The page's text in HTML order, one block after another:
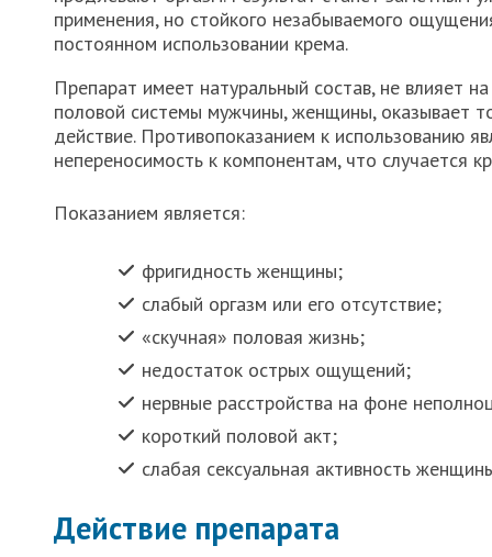
применения, но стойкого незабываемого
постоянном использовании крема.
Препарат имеет натуральный состав, не влияет
половой системы мужчины, женщины, оказывает
действие. Противопоказанием к использованию
непереносимость к компонентам, что случается
Показанием является:
фригидность женщины;
слабый оргазм или его отсутствие;
«скучная» половая жизнь;
недостаток острых ощущений;
нервные расстройства на фоне
короткий половой акт;
слабая сексуальная активность
Действие препарата